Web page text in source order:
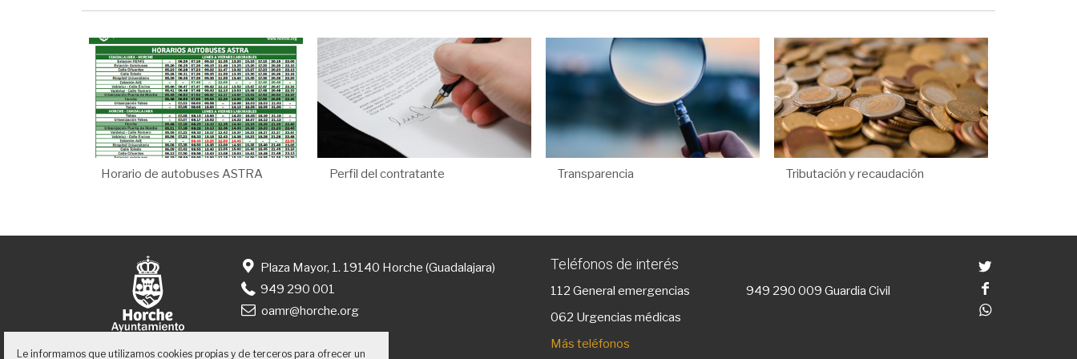
Horario de autobuses ASTRA Perfil del contratante Transparencia Tributación y recaudación
Plaza Mayor, 1. 19140 Horche (Guadalajara)
949 290 001
oamr@horche.org
Teléfonos de interés
112 General emergencias 949 290 009 Guardia Civil
062 Urgencias médicas
Más teléfonos
Le informamos que utilizamos cookies propias y de terceros para ofrecer un